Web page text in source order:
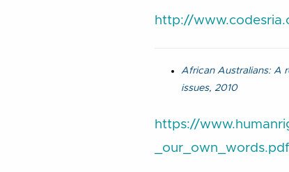
http://
African Australians: A
issues, 2010
https://
_our_own_words.pdf